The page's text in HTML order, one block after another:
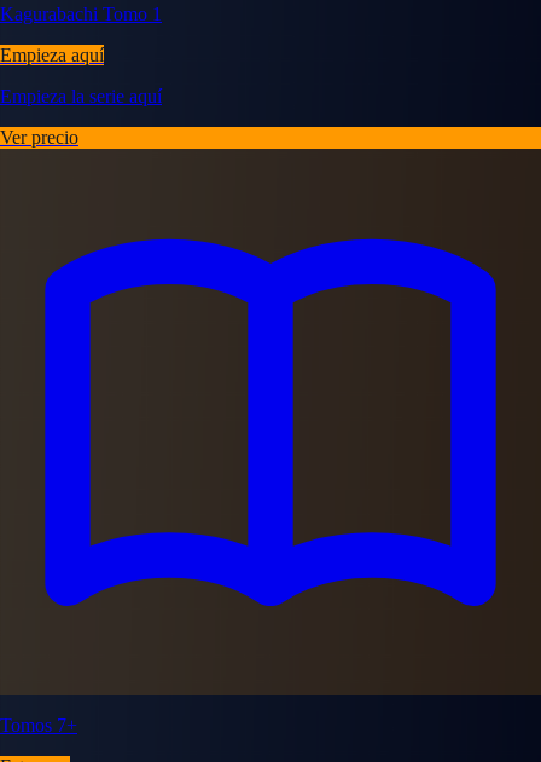
Kagurabachi Tomo 1
Empieza aquí
Empieza la serie aquí
Ver precio
Tomos 7+